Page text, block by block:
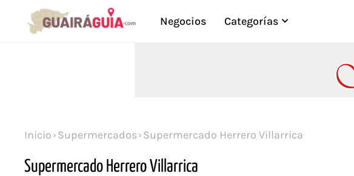
Negocios Categorías
Inicio Supermercados Supermercado Herrero Villarrica
Supermercado Herrero Villarrica